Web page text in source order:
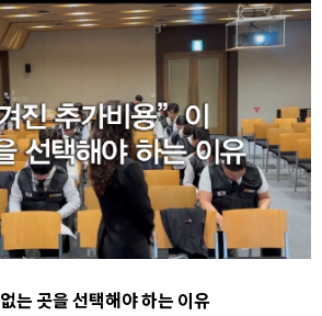
없는 곳을 선택해야 하는 이유